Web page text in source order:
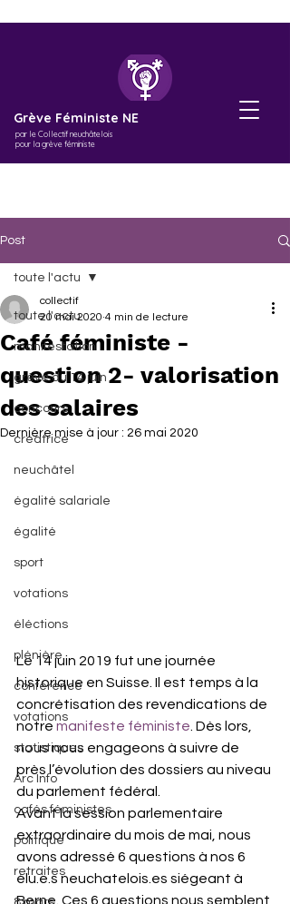
Grève Féministe NE
par le Collectif neuchâtelois
pour la grève féministe
Post
toute l'actu
manifestation
grève du 14 juin
concours
créatrice
neuchâtel
égalité salariale
égalité
sport
votations
éléctions
plénière
conférence
votations
statistiques
Arc Info
cafés féministes
politique
retraites
toute l'actu
Café féministe -
question 2- valorisation
des salaires
collectif
20 mai 2020 4 min de lecture
Dernière mise à jour : 26 mai 2020
Le 14 juin 2019 fut une journée
historique en Suisse. Il est temps à la
concrétisation des revendications de
notre manifeste féministe . Dès lors,
nous nous engageons à suivre de
près l’évolution des dossiers au niveau
du parlement fédéral.
Avant la session parlementaire
extraordinaire du mois de mai, nous
avons adressé 6 questions à nos 6
élu.e.s neuchatelois.es siégeant à
Berne. Ces 6 questions nous semblent